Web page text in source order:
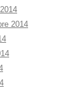
2014